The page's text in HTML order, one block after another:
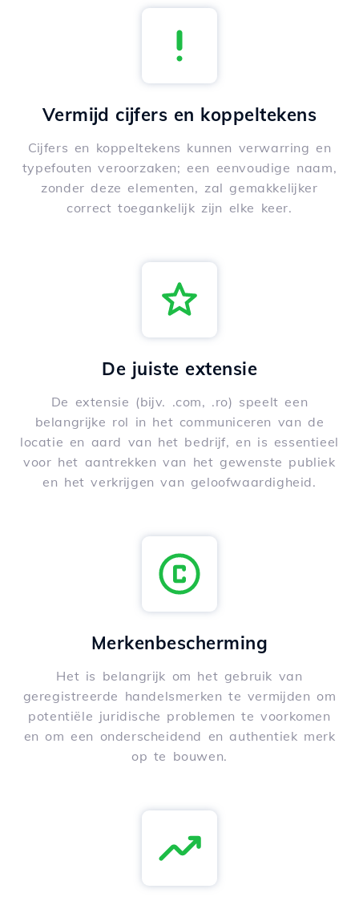
Vermijd cijfers en koppeltekens
Cijfers en koppeltekens kunnen verwarring en
typefouten veroorzaken; een eenvoudige naam,
zonder deze elementen, zal gemakkelijker
correct toegankelijk zijn elke keer.
De juiste extensie
De extensie (bijv. .com, .ro) speelt een
belangrijke rol in het communiceren van de
locatie en aard van het bedrijf, en is essentieel
voor het aantrekken van het gewenste publiek
en het verkrijgen van geloofwaardigheid.
Merkenbescherming
Het is belangrijk om het gebruik van
geregistreerde handelsmerken te vermijden om
potentiële juridische problemen te voorkomen
en om een onderscheidend en authentiek merk
op te bouwen.